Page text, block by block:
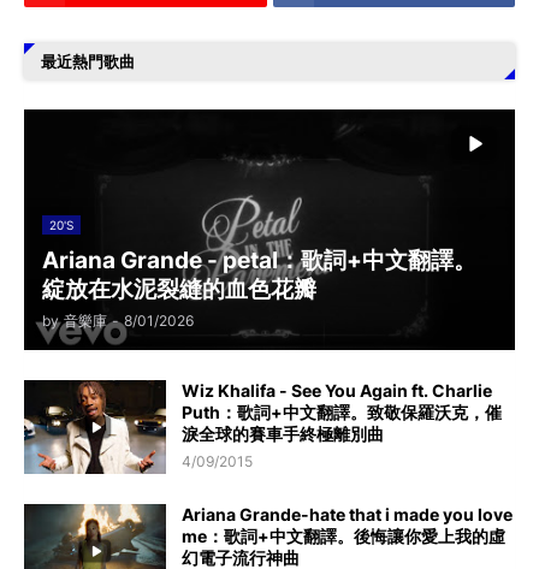
最近熱門歌曲
20'S
Ariana Grande - petal：歌詞+中文翻譯。
綻放在水泥裂縫的血色花瓣
by 音樂庫 - 8/01/2026
Wiz Khalifa - See You Again ft. Charlie
Puth：歌詞+中文翻譯。致敬保羅沃克，催
淚全球的賽車手終極離別曲
4/09/2015
Ariana Grande-hate that i made you love
me：歌詞+中文翻譯。後悔讓你愛上我的虛
幻電子流行神曲